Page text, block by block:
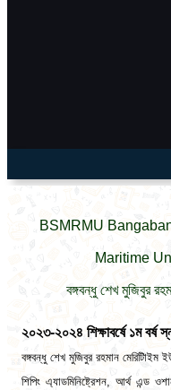
BSMRMU
Maritime
বঙ্গবন্ধু শেখ মুজিবুর
২০২৩-২০২৪ শিক্ষাবর্ষে ১ম বর্ষ
বঙ্গবন্ধু শেখ মুজিবুর রহমান মেরিটািইম
শিপিং এ্যাডমিনিষ্ট্রেশন, আর্থ এন্ড